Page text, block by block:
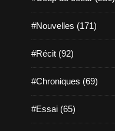
#Nouvelles (171)
#Récit (92)
#Chroniques (69)
#Essai (65)